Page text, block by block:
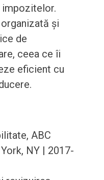
și
de
ceea ce îi
eficient cu
ABC
NY | 2017-